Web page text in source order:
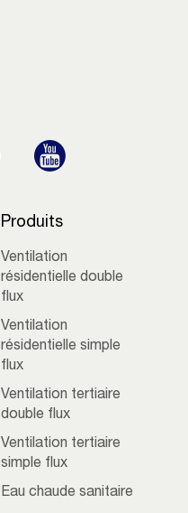
Produits
Ventilation
résidentielle double
flux
Ventilation
résidentielle simple
flux
Ventilation tertiaire
double flux
Ventilation tertiaire
simple flux
Eau chaude sanitaire